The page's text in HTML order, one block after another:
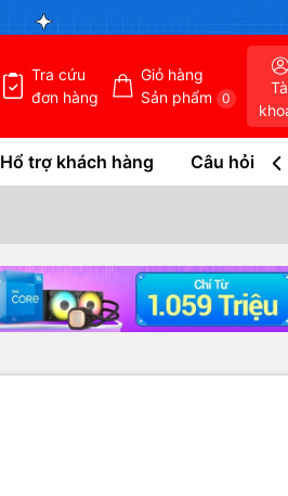
Tra cứu
đơn hàng
Giỏ hàng
Sản phẩm
0
Hổ trợ khách hàng Câu hỏi